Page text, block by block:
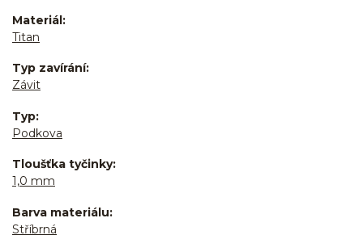
Materiál
Titan
Typ zavírání
Závit
Typ
Podkova
Tloušťka tyčinky
1,0 mm
Barva materiálu
Stříbrná